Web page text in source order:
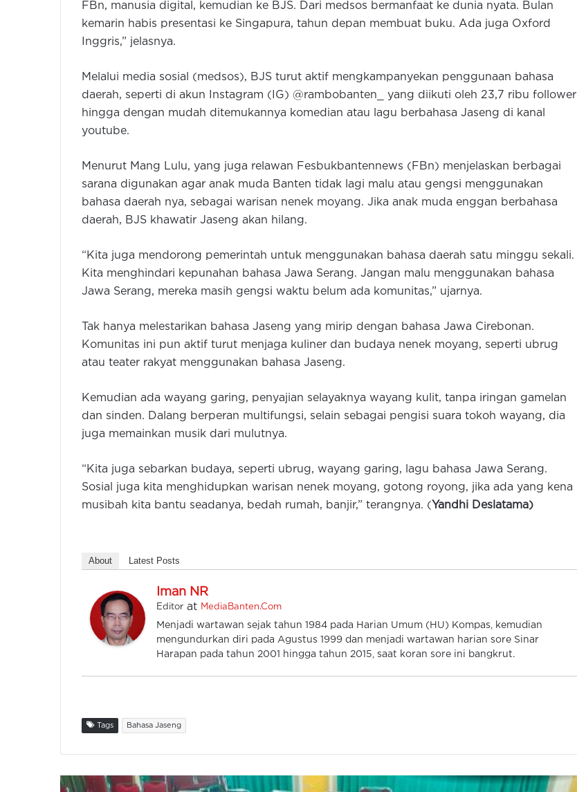
FBn, manusia digital, kemudian ke BJS. Dari medsos bermanfaat ke dunia nyata. Bulan
kemarin habis presentasi ke Singapura, tahun depan membuat buku. Ada juga Oxford
Inggris,” jelasnya.
Melalui media sosial (medsos), BJS turut aktif mengkampanyekan penggunaan bahasa
daerah, seperti di akun Instagram (IG) @rambobanten_ yang diikuti oleh 23,7 ribu follower
hingga dengan mudah ditemukannya komedian atau lagu berbahasa Jaseng di kanal
youtube.
Menurut Mang Lulu, yang juga relawan Fesbukbantennews (FBn) menjelaskan berbagai
sarana digunakan agar anak muda Banten tidak lagi malu atau gengsi menggunakan
bahasa daerah nya, sebagai warisan nenek moyang. Jika anak muda enggan berbahasa
daerah, BJS khawatir Jaseng akan hilang.
“Kita juga mendorong pemerintah untuk menggunakan bahasa daerah satu minggu sekali.
Kita menghindari kepunahan bahasa Jawa Serang. Jangan malu menggunakan bahasa
Jawa Serang, mereka masih gengsi waktu belum ada komunitas,” ujarnya.
Tak hanya melestarikan bahasa Jaseng yang mirip dengan bahasa Jawa Cirebonan.
Komunitas ini pun aktif turut menjaga kuliner dan budaya nenek moyang, seperti ubrug
atau teater rakyat menggunakan bahasa Jaseng.
Kemudian ada wayang garing, penyajian selayaknya wayang kulit, tanpa iringan gamelan
dan sinden. Dalang berperan multifungsi, selain sebagai pengisi suara tokoh wayang, dia
juga memainkan musik dari mulutnya.
“Kita juga sebarkan budaya, seperti ubrug, wayang garing, lagu bahasa Jawa Serang.
Sosial juga kita menghidupkan warisan nenek moyang, gotong royong, jika ada yang kena
musibah kita bantu seadanya, bedah rumah, banjir,” terangnya. ( Yandhi Deslatama)
About Latest Posts
Iman NR
Editor at MediaBanten.Com
Menjadi wartawan sejak tahun 1984 pada Harian Umum (HU) Kompas, kemudian
mengundurkan diri pada Agustus 1999 dan menjadi wartawan harian sore Sinar
Harapan pada tahun 2001 hingga tahun 2015, saat koran sore ini bangkrut.
Tags Bahasa Jaseng
Mahasiswa KKN K-19 Unma Lakukan
Inovasi dan Kuasai Kemajuan
Dindikbud Banten Belum Terima
Surat Pengunduran Diri 7 Sekolah
Swasta dari Program Sekolah Gratis